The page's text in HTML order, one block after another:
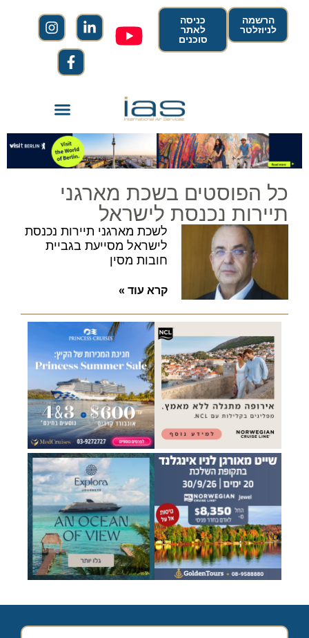
הרשמה
לניוזלטר
כניסה
לאתר
סוכנים
כל הפוסטים בשכת מארגני
תיירות נכנסת לישראל
לשכת מארגני תיירות נכנסת
לישראל מסייעת בגביית
חובות מסין
קרא עוד »